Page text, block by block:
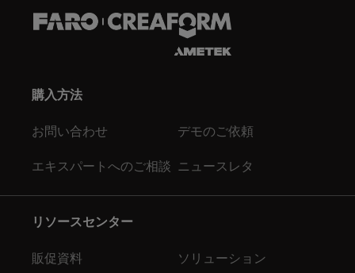
購入方法
お問い合わせ デモのご依頼
エキスパートへのご相談 ニュースレタ
リソースセンター
販促資料 ソリューション